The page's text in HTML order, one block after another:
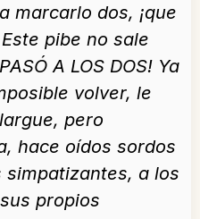
marcarlo dos, ¡que
pibe no sale
A LOS DOS! Ya
volver, le
pero
hace oídos sordos
simpatizantes, a los
propios